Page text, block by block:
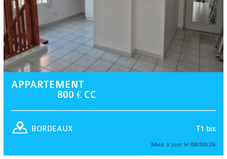
APPARTEMENT
800 € CC
T1 bis
BORDEAUX
Mise à jour le 08/08/26